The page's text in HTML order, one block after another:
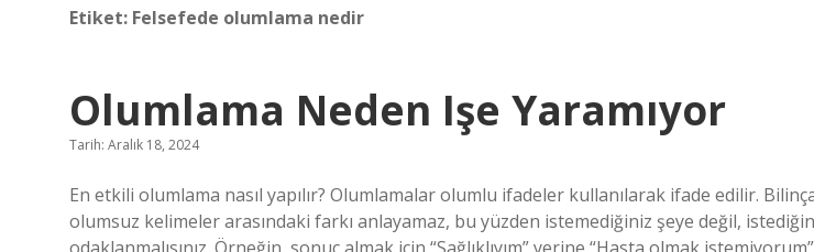
Etiket: Felsefede olumlama nedir
Olumlama Neden Işe Yaramıyor
Tarih: Aralık 18, 2024
En etkili olumlama nasıl yapılır? Olumlamalar olumlu ifadeler kullanılarak ifade edilir.
olumsuz kelimeler arasındaki farkı anlayamaz, bu yüzden istemediğiniz şeye değil,